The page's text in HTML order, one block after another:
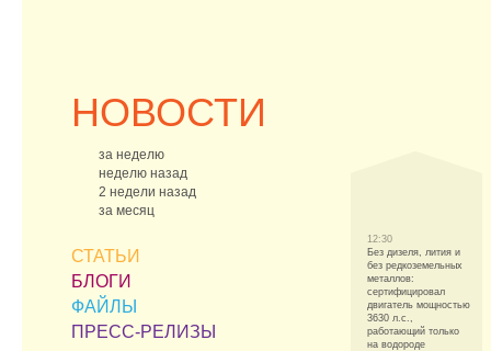
НОВОСТИ
за неделю
неделю назад
2 недели назад
за месяц
СТАТЬИ
БЛОГИ
ФАЙЛЫ
ПРЕСС-РЕЛИЗЫ
12:30
Без дизеля, лития и
без редкоземельных
металлов:
сертифицировал
двигатель мощностью
3630 л.с.,
работающий только
на водороде